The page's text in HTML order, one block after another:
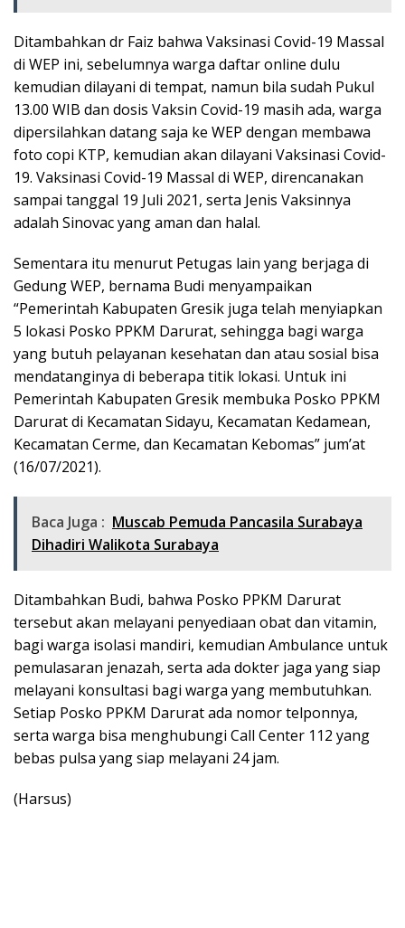
Ditambahkan dr Faiz bahwa Vaksinasi Covid-19 Massal
di WEP ini, sebelumnya warga daftar online dulu
kemudian dilayani di tempat, namun bila sudah Pukul
13.00 WIB dan dosis Vaksin Covid-19 masih ada, warga
dipersilahkan datang saja ke WEP dengan membawa
foto copi KTP, kemudian akan dilayani Vaksinasi Covid-
19. Vaksinasi Covid-19 Massal di WEP, direncanakan
sampai tanggal 19 Juli 2021, serta Jenis Vaksinnya
adalah Sinovac yang aman dan halal.
Sementara itu menurut Petugas lain yang berjaga di
Gedung WEP, bernama Budi menyampaikan
“Pemerintah Kabupaten Gresik juga telah menyiapkan
5 lokasi Posko PPKM Darurat, sehingga bagi warga
yang butuh pelayanan kesehatan dan atau sosial bisa
mendatanginya di beberapa titik lokasi. Untuk ini
Pemerintah Kabupaten Gresik membuka Posko PPKM
Darurat di Kecamatan Sidayu, Kecamatan Kedamean,
Kecamatan Cerme, dan Kecamatan Kebomas” jum’at
(16/07/2021).
Baca Juga : Muscab Pemuda Pancasila Surabaya
Dihadiri Walikota Surabaya
Ditambahkan Budi, bahwa Posko PPKM Darurat
tersebut akan melayani penyediaan obat dan vitamin,
bagi warga isolasi mandiri, kemudian Ambulance untuk
pemulasaran jenazah, serta ada dokter jaga yang siap
melayani konsultasi bagi warga yang membutuhkan.
Setiap Posko PPKM Darurat ada nomor telponnya,
serta warga bisa menghubungi Call Center 112 yang
bebas pulsa yang siap melayani 24 jam.
(Harsus)